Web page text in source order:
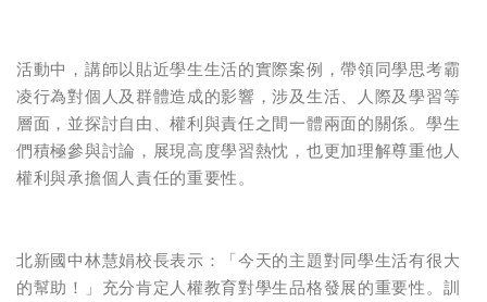
活動中，講師以貼近學生生活的實際案例，帶領同學思考霸
凌行為對個人及群體造成的影響，涉及生活、人際及學習等
層面，並探討自由、權利與責任之間一體兩面的關係。學生
們積極參與討論，展現高度學習熱忱，也更加理解尊重他人
權利與承擔個人責任的重要性。
北新國中林慧娟校長表示：「今天的主題對同學生活有很大
的幫助！」充分肯定人權教育對學生品格發展的重要性。訓